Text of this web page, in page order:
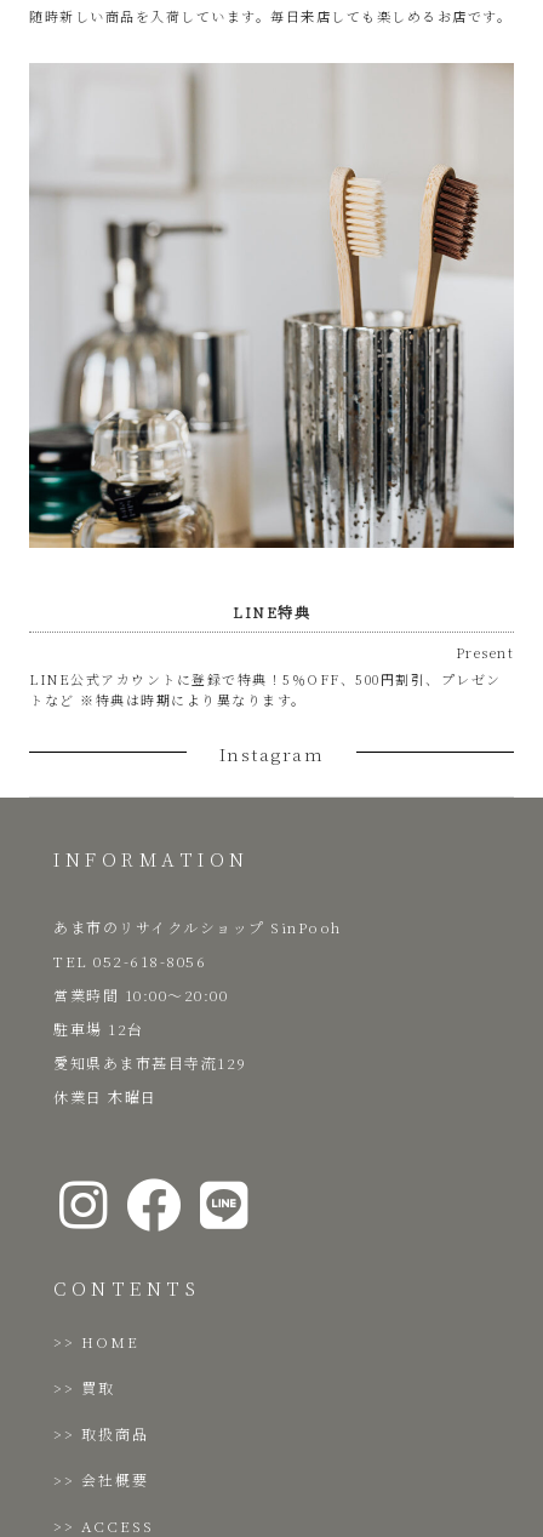
随時新しい商品を入荷しています。毎日来店しても楽しめるお店です。
LINE特典
Present
LINE公式アカウントに登録で特典！5％OFF、500円割引、プレゼン
トなど ※特典は時期により異なります。
Instagram
INFORMATION
あま市のリサイクルショップ SinPooh
TEL 052-618-8056
​営業時間 10:00～20:00
駐車場 12台
愛知県あま市甚目寺流129
​休業日 木曜日
CONTENTS
HOME
買取
取扱商品
会社概要
ACCESS